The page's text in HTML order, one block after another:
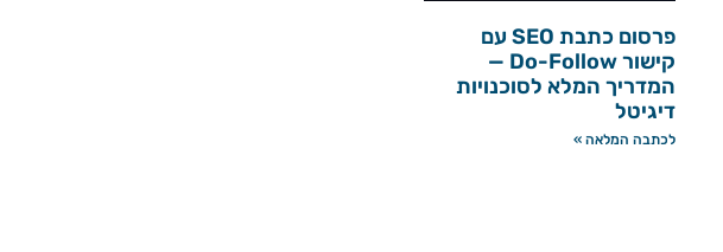
פרסום כתבת SEO עם
קישור Do-Follow —
המדריך המלא לסוכנויות
דיגיטל
לכתבה המלאה »